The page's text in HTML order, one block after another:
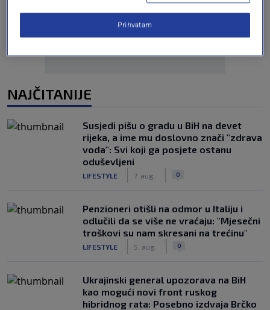
NAJČITANIJE
Susjedi pišu o gradu u BiH na devet
rijeka, a ime mu doslovno znači "zdrava
voda": Svi koji ga posjete ostanu
oduševljeni
LIFESTYLE 7. aug. 0
Penzioneri otišli na odmor u Italiju i
odlučili da se više ne vraćaju: "Mjesečni
troškovi su nam skresani na trećinu"
LIFESTYLE 5. aug. 0
Ukrajinski general upozorava na BiH
kao mogući novi front ruskog
hibridnog rata: Posebno izdvaja Brčko
Prihvatam